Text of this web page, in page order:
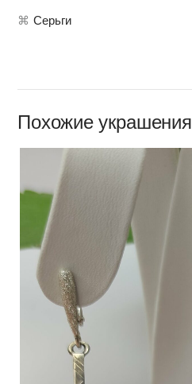
⌘ Серьги
Похожие украшения